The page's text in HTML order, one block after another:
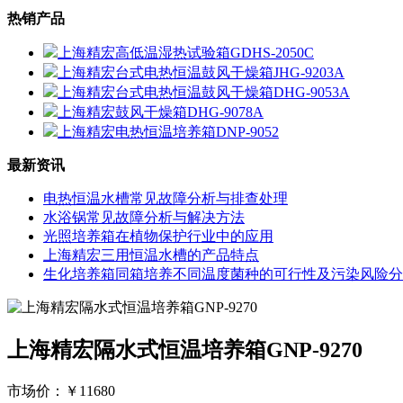
热销产品
上海精宏高低温湿热试验箱GDHS-2050C
上海精宏台式电热恒温鼓风干燥箱JHG-9203A
上海精宏台式电热恒温鼓风干燥箱DHG-9053A
上海精宏鼓风干燥箱DHG-9078A
上海精宏电热恒温培养箱DNP-9052
最新资讯
电热恒温水槽常见故障分析与排查处理
水浴锅常见故障分析与解决方法
光照培养箱在植物保护行业中的应用
上海精宏三用恒温水槽的产品特点
生化培养箱同箱培养不同温度菌种的可行性及污染风险
上海精宏隔水式恒温培养箱GNP-9270
市场价： ￥11680